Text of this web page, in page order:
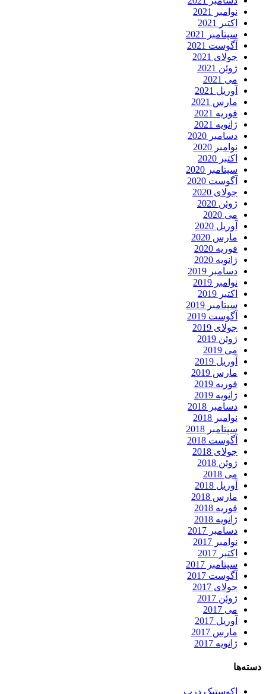
نوامبر 2021
اکتبر 2021
سپتامبر 2021
آگوست 2021
جولای 2021
ژوئن 2021
می 2021
آوریل 2021
مارس 2021
فوریه 2021
ژانویه 2021
دسامبر 2020
نوامبر 2020
اکتبر 2020
سپتامبر 2020
آگوست 2020
جولای 2020
ژوئن 2020
می 2020
آوریل 2020
مارس 2020
فوریه 2020
ژانویه 2020
دسامبر 2019
نوامبر 2019
اکتبر 2019
سپتامبر 2019
آگوست 2019
جولای 2019
ژوئن 2019
می 2019
آوریل 2019
مارس 2019
فوریه 2019
ژانویه 2019
دسامبر 2018
نوامبر 2018
سپتامبر 2018
آگوست 2018
جولای 2018
ژوئن 2018
می 2018
آوریل 2018
مارس 2018
فوریه 2018
ژانویه 2018
دسامبر 2017
نوامبر 2017
اکتبر 2017
سپتامبر 2017
آگوست 2017
جولای 2017
ژوئن 2017
می 2017
آوریل 2017
مارس 2017
ژانویه 2017
دسته‌ها
اکوستیک درب